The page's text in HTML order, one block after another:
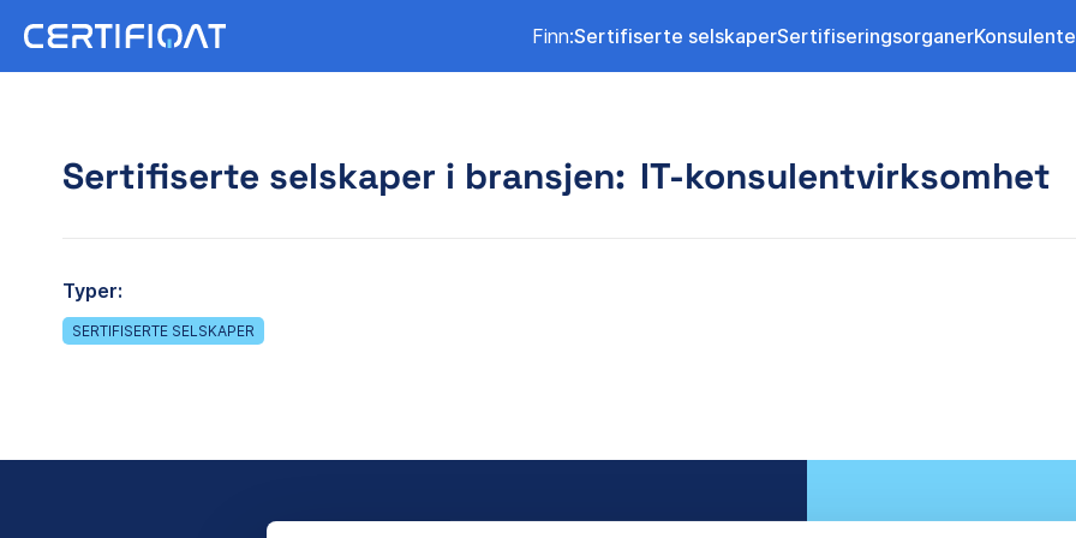
Finn:Sertifiserte selskaperSertifiseringsorganer
Sertifiserte selskaper i bransjen: IT-konsulentvirksomhet
Typer:
SERTIFISERTE SELSKAPER